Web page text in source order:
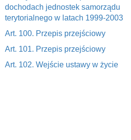
dochodach jednostek samorządu
terytorialnego w latach 1999-2003
Art. 100. Przepis przejściowy
Art. 101. Przepis przejściowy
Art. 102. Wejście ustawy w życie